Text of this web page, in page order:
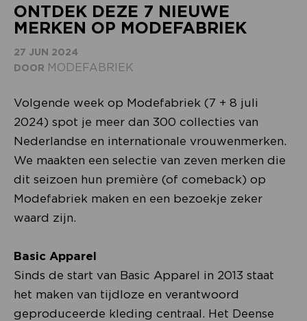
ONTDEK DEZE 7 NIEUWE
MERKEN OP MODEFABRIEK
27 JUN 2024
DOOR MODEFABRIEK
Volgende week op Modefabriek (7 + 8 juli
2024) spot je meer dan 300 collecties van
Nederlandse en internationale vrouwenmerken.
We maakten een selectie van zeven merken die
dit seizoen hun première (of comeback) op
Modefabriek maken en een bezoekje zeker
waard zijn.
Basic Apparel
Sinds de start van Basic Apparel in 2013 staat
het maken van tijdloze en verantwoord
geproduceerde kleding centraal. Het Deense